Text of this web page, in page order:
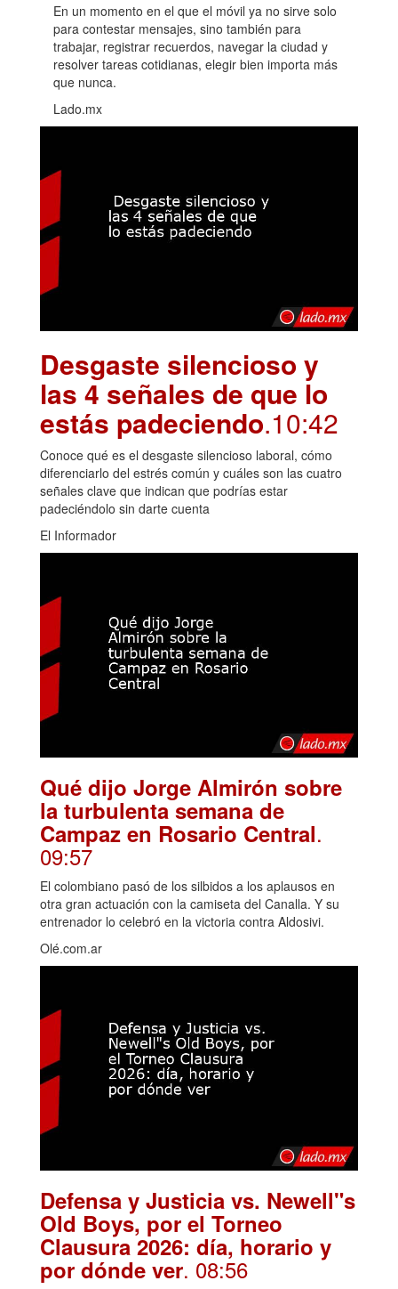
En un momento en el que el móvil ya no sirve solo
para contestar mensajes, sino también para
trabajar, registrar recuerdos, navegar la ciudad y
resolver tareas cotidianas, elegir bien importa más
que nunca.
Lado.mx
Desgaste silencioso y
las 4 señales de que lo
estás padeciendo.10:42
Conoce qué es el desgaste silencioso laboral, cómo
diferenciarlo del estrés común y cuáles son las cuatro
señales clave que indican que podrías estar
padeciéndolo sin darte cuenta
El Informador
Qué dijo Jorge Almirón sobre
la turbulenta semana de
Campaz en Rosario Central.
09:57
El colombiano pasó de los silbidos a los aplausos en
otra gran actuación con la camiseta del Canalla. Y su
entrenador lo celebró en la victoria contra Aldosivi.
Olé.com.ar
Defensa y Justicia vs. Newell"s
Old Boys, por el Torneo
Clausura 2026: día, horario y
por dónde ver. 08:56